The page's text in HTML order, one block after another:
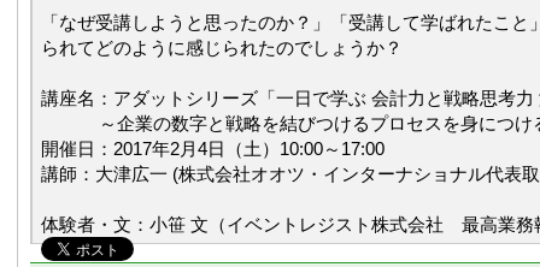
「なぜ受講しようと思ったのか？」「受講して学ばれたこと
られてどのように感じられたのでしょうか？
講座名：アダットシリーズ「一日で学ぶ 会計力と戦略思考力
～企業の数字と戦略を結びつけるプロセスを身につけ
開催日：2017年2月4日（土）10:00～17:00
講師：大津広一 (株式会社オオツ・インターナショナル代表
体験者・文：小笹 文（イベントレジスト株式会社 最高業務